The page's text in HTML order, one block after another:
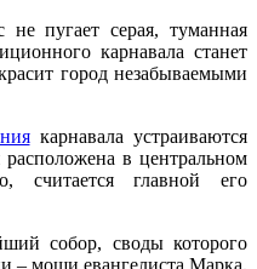
не пугает серая, туманная
карнавала станет
город незабываемыми
карнавала устраиваются
в центральном
считается главной его
собор, своды которого
– мощи евангелиста Марка.